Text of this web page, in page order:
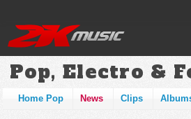
Pop, Electro &
Home Pop News Clips